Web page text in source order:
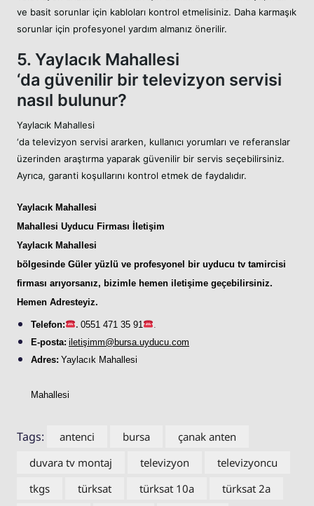
ve basit sorunlar için kabloları kontrol etmelisiniz. Daha karmaşık
sorunlar için profesyonel yardım almanız önerilir.
5. Yaylacık Mahallesi
‘da güvenilir bir televizyon servisi
nasıl bulunur?
Yaylacık Mahallesi
‘da televizyon servisi ararken, kullanıcı yorumları ve referanslar
üzerinden araştırma yaparak güvenilir bir servis seçebilirsiniz.
Ayrıca, garanti koşullarını kontrol etmek de faydalıdır.
Yaylacık Mahallesi
Mahallesi Uyducu Firması İletişim
Yaylacık Mahallesi
bölgesinde Güler yüzlü ve profesyonel bir uyducu tv tamircisi
firması arıyorsanız, bizimle hemen iletişime geçebilirsiniz.
Hemen Adresteyiz.
Telefon: . 0551 471 35 91
E-posta: iletişimm@bursa. uyducu .com
Adres: Yaylacık Mahallesi
Mahallesi
Tags: antenci bursa
çanak anten
duvara tv montaj
televizyon
televizyoncu
tkgs
türksat türksat 10a
türksat 2a